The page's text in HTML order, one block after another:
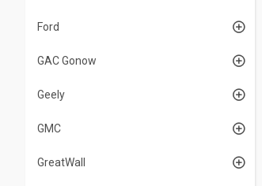
Ford
GAC Gonow
Geely
GMC
GreatWall